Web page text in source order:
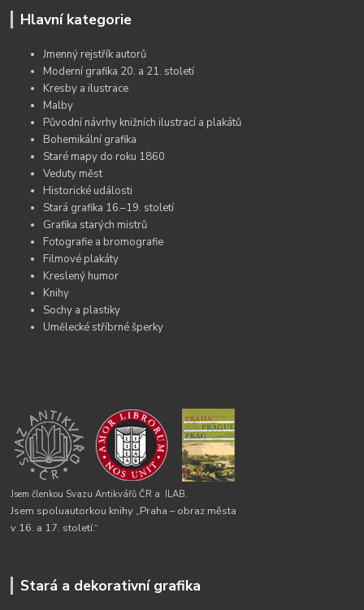
Hlavní kategorie
Jmenný rejstřík autorů
Moderní grafika 20. a 21. století
Kresby a ilustrace
Malby
Původní návrhy knižních ilustrací a plakátů
Bohemikální grafika
Staré mapy do roku 1860
Veduty měst
Historické události
Stará grafika 16.–19. století
Grafika starých mistrů
Fotografie a bromografie
Filmové plakáty
Kreslený humor
Knihy
Sochy a plastiky
Umělecké stříbrné šperky
Jsem členkou Svazu Antikvářů ČR a ILAB.
Jsem spoluautorkou knihy „Praha – obraz města
v 16. a 17. století.“
Stará a dekorativní grafika